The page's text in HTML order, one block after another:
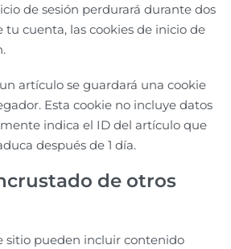
de sesión perdurará durante dos
tu cuenta, las cookies de inicio de
artículo se guardará una cookie
Esta cookie no incluye datos
indica el ID del artículo que
después de 1 día.
de otros
sitio pueden incluir contenido